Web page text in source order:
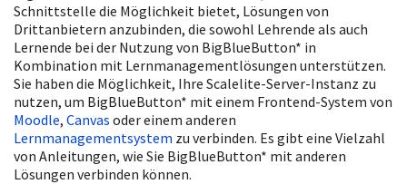
Schnittstelle die Möglichkeit bietet, Lösungen von
Drittanbietern anzubinden, die sowohl Lehrende als auch
Lernende bei der Nutzung von BigBlueButton* in
Kombination mit Lernmanagementlösungen unterstützen.
Sie haben die Möglichkeit, Ihre Scalelite-Server-Instanz zu
nutzen, um BigBlueButton* mit einem Frontend-System von
Moodle, Canvas oder einem anderen
Lernmanagementsystem zu verbinden. Es gibt eine Vielzahl
von Anleitungen, wie Sie BigBlueButton* mit anderen
Lösungen verbinden können.